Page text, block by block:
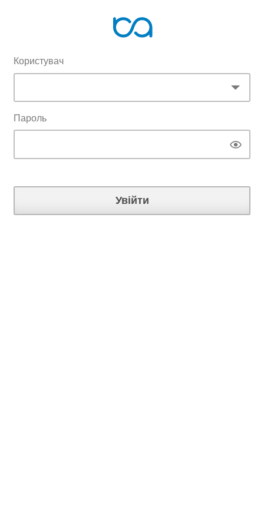
Користувач
Пароль
Увійти